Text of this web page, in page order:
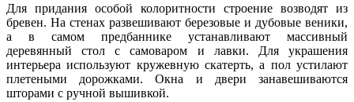
Для придания особой колоритности строение возводят из
бревен. На стенах развешивают березовые и дубовые веники,
а в самом предбаннике устанавливают массивный
деревянный стол с самоваром и лавки. Для украшения
интерьера используют кружевную скатерть, а пол устилают
плетеными дорожками. Окна и двери занавешиваются
шторами с ручной вышивкой.